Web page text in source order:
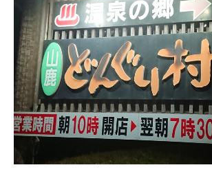
有田： そう、冷たすぎないし、熊本の
も入っていられる。まるで実家のコタ
安心感なんですよ。
上田： 水風呂でコタツの安心感は矛盾
ぁ、羽衣を纏うには最高の温度だけどな
有田： で、2セット目の外気浴ですよ
ね。目をつぶったら、自分がシルクロ
になったような開放感に包まれまして
上田： なんでラクダなんだよ！ 「一番
えばいいだろ！
まず駐車場に犬用の温泉小屋が有り、
うど、きっと温泉で洗われたであろう
れていた。犬も温泉に浸かれるなんて
なんて幸せなんだろう。
タオルのレンタルが無く受付で小さい
円。バスタオル、850円。備付けはボデ
のでシャンプー等も無ければここで購
施設に入るとうさぎ園があり、可愛く
エサ用のキャベツが100円で売ってい
放置されている。何故ならニンジン等
植木インターから下りが通行止めなっ
植木インターそばの会社にたどり着く
🚚準備したけど、目の前の国道3号線ビ
どーしたらえーんやろ、、、と当直お
ボケーとしてました。
県外からの支援の車両のサイレンとピ
何度も余震、もう吐き気MAX。
でも負けない。
八代方面はもっともっともっとなんや